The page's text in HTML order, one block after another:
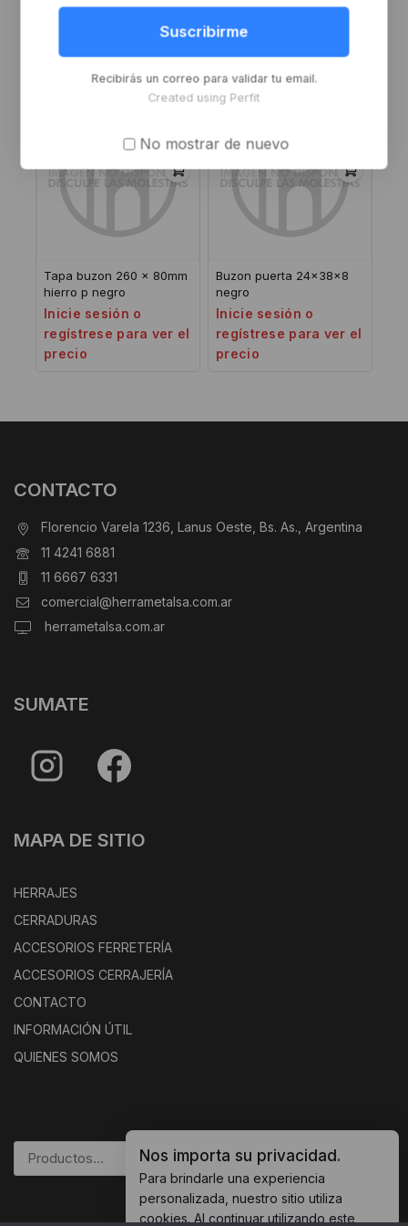
t/inox
bronce pulido laqueado
Inicie sesión o
Tapa buzon 260 x 80mm
hierro p negro
Inicie sesión o
regístrese para ver el
precio
Buzon puerta 24x38x8
negro
Inicie sesión o
regístrese para ver el
precio
CONTACTO
Florencio Varela 1236, Lanus Oeste, Bs. As., Argentina
11 4241 6881
11 6667 6331
comercial@herrametalsa.com.ar
herrametalsa.com.ar
SUMATE
MAPA DE SITIO
HERRAJES
CERRADURAS
ACCESORIOS FERRETERÍA
ACCESORIOS CERRAJERÍA
CONTACTO
INFORMACIÓN ÚTIL
QUIENES SOMOS
BUSCAR
Suscribirme
Recibirás un correo para validar tu email.
Created using Perfit
No mostrar de nuevo
Nos importa su privacidad.
Para brindarle una experiencia
personalizada, nuestro sitio utiliza
cookies. Al continuar utilizando este